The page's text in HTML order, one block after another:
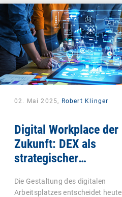
02. Mai 2025, Robert Klinger
Digital Workplace der
Zukunft: DEX als
strategischer
Unternehmen
Die Gestaltung des digitalen
Arbeitsplatzes entscheidet heute